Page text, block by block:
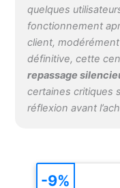
quelques
fonctionnement
client,
définitive, cette
repassage
certaines critiques
réflexion avant
-9%